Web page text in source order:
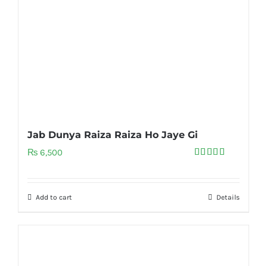
Jab Dunya Raiza Raiza Ho Jaye Gi
₨ 6,500
Add to cart Details